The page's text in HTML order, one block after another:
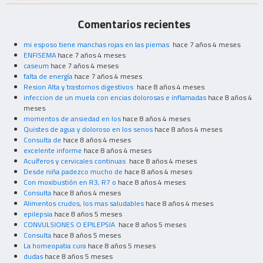
Comentarios recientes
mi esposo tiene manchas rojas en las piernas hace 7 años 4 meses
ENFISEMA hace 7 años 4 meses
caseum hace 7 años 4 meses
falta de energía hace 7 años 4 meses
Resion Alta y trastornos digestivos hace 8 años 4 meses
infeccion de un muela con encias dolorosas e inflamadas hace 8 años 4
meses
momentos de ansiedad en los hace 8 años 4 meses
Quistes de agua y doloroso en los senos hace 8 años 4 meses
Consulta de hace 8 años 4 meses
excelente informe hace 8 años 4 meses
Acuíferos y cervicales continuas hace 8 años 4 meses
Desde niña padezco mucho de hace 8 años 4 meses
Con moxibustión en R3, R7 o hace 8 años 4 meses
Consulta hace 8 años 4 meses
Alimentos crudos, los mas saludables hace 8 años 4 meses
epilepsia hace 8 años 5 meses
CONVULSIONES O EPILEPSIA hace 8 años 5 meses
Consulta hace 8 años 5 meses
La homeopatia cura hace 8 años 5 meses
dudas hace 8 años 5 meses